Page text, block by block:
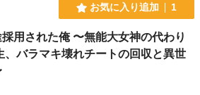
お気に入り追加 1
用された俺 〜無能大女神の代わり
、バラマキ壊れチートの回収と異世